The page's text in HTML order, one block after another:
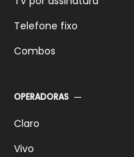
Telefone fixo
Combos
OPERADORAS
Claro
Vivo